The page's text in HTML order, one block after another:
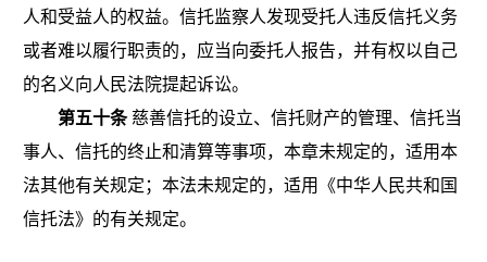
人和受益人的权益。信托监察人发现受托人违反信托义务
或者难以履行职责的，应当向委托人报告，并有权以自己
的名义向人民法院提起诉讼。
第五十条 慈善信托的设立、信托财产的管理、信托当
事人、信托的终止和清算等事项，本章未规定的，适用本
法其他有关规定；本法未规定的，适用《中华人民共和国
信托法》的有关规定。